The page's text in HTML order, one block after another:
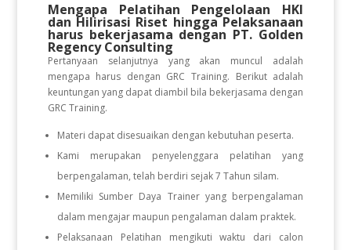
Mengapa Pelatihan Pengelolaan HKI
dan Hilirisasi Riset hingga Pelaksanaan
harus bekerjasama dengan PT. Golden
Regency Consulting
Pertanyaan selanjutnya yang akan muncul adalah
mengapa harus dengan GRC Training. Berikut adalah
keuntungan yang dapat diambil bila bekerjasama dengan
GRC Training.
Materi dapat disesuaikan dengan kebutuhan peserta.
Kami merupakan penyelenggara pelatihan yang
berpengalaman, telah berdiri sejak 7 Tahun silam.
Memiliki Sumber Daya Trainer yang berpengalaman
dalam mengajar maupun pengalaman dalam praktek.
Pelaksanaan Pelatihan mengikuti waktu dari calon